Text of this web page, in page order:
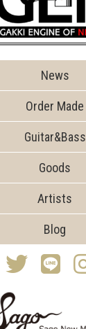
News
Order Made
Guitar&Bass
Goods
Artists
Blog